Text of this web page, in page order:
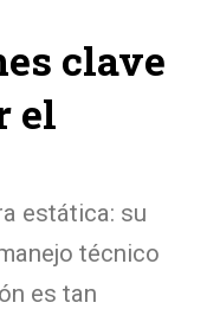
clave
el
estática: su
técnico
es tan